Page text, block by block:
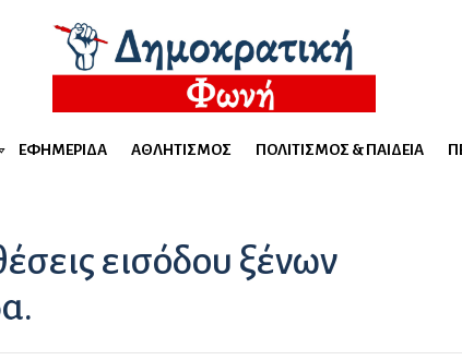
ΕΦΗΜΕΡΊΔΑ ΑΘΛΗΤΙΣΜΌΣ ΠΟΛΙΤΙΣΜΌΣ & ΠΑΙΔΕΊΑ
εισόδου ξένων